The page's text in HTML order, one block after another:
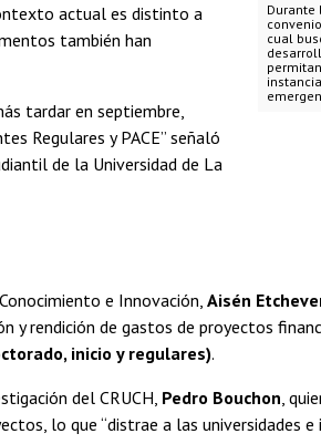
Durante
cual
actual es distinto a
también han
tardar en septiembre,
Regulares y PACE” señaló
de la Universidad de La
e Innovación, Aisén
y rendición de gastos de proyectos
inicio y regulares).
del CRUCH, Pedro Bouchon ,
lo que “distrae a las universidades